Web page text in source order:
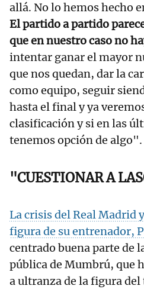
allá. No lo hemos hecho
El partido a partido
que en nuestro caso no
intentar ganar el mayor
que nos quedan, dar la
como equipo, seguir
hasta el final y ya
clasificación y si en las
tenemos opción de algo".
"CUESTIONAR A
La crisis del Real Madrid
figura de su entrenador,
centrado buena parte de
pública de Mumbrú, que
a ultranza de la figura